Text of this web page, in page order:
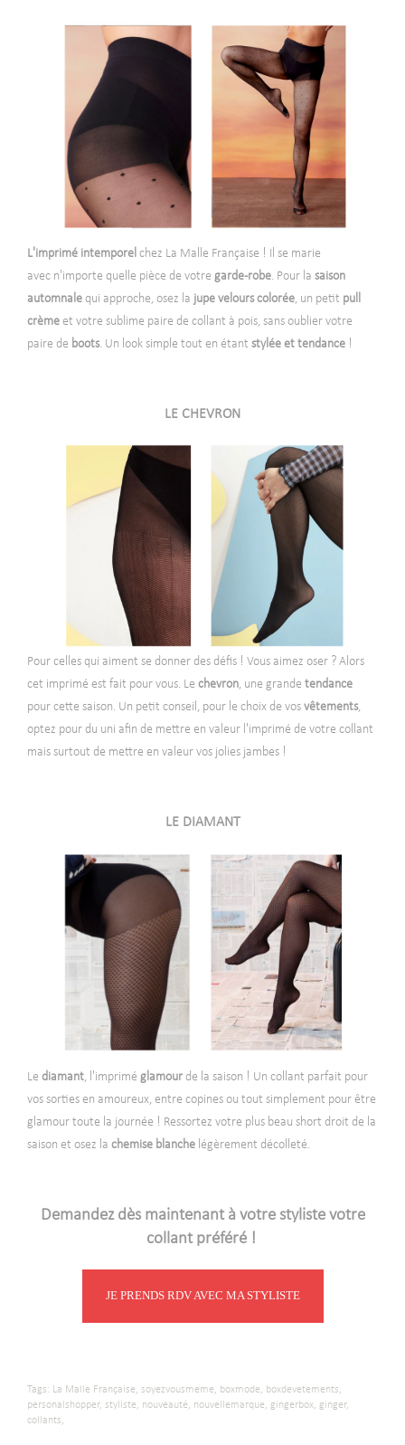
L'imprimé intemporel chez La Malle Française ! Il se marie
avec n'importe quelle pièce de votre garde-robe. Pour la saison
automnale qui approche, osez la jupe velours colorée, un petit pull
crème et votre sublime paire de collant à pois, sans oublier votre
paire de boots. Un look simple tout en étant stylée et tendance !
LE CHEVRON
Pour celles qui aiment se donner des défis ! Vous aimez oser ? Alors
cet imprimé est fait pour vous. Le chevron, une grande tendance
pour cette saison. Un petit conseil, pour le choix de vos vêtements,
optez pour du uni afin de mettre en valeur l'imprimé de votre collant
mais surtout de mettre en valeur vos jolies jambes !
LE DIAMANT
Le diamant, l'imprimé glamour de la saison ! Un collant parfait pour
vos sorties en amoureux, entre copines ou tout simplement pour être
glamour toute la journée ! Ressortez votre plus beau short droit de la
saison et osez la chemise blanche légèrement décolleté.
Demandez dès maintenant à votre styliste votre
collant préféré !
JE PRENDS RDV AVEC MA STYLISTE
Tags: La Malle Française, soyezvousmeme, boxmode, boxdevetements,
personalshopper, styliste, nouveauté, nouvellemarque, gingerbox, ginger,
collants,